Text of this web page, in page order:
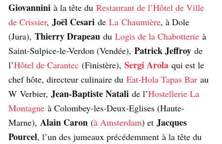
Giovannini à la tête du Restaurant de l’Hôtel de Ville
de Crissier, Joël Cesari de La Chaumière, à Dole
(Jura), Thierry Drapeau du Logis de la Chabotterie à
Saint-Sulpice-le-Verdon (Vendée), Patrick Jeffroy de
l’Hôtel de Carantec (Finistère), Sergi Arola qui est le
chef hôte, directeur culinaire du Eat-Hola Tapas Bar au
W Verbier, Jean-Baptiste Natali de l’Hostellerie La
Montagne à Colombey-les-Deux-Eglises (Haute-
Marne), Alain Caron (à Amsterdam) et Jacques
Pourcel, l’un des jumeaux précédemment à la tête du